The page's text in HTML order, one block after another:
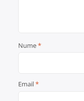
Nume*
Email*